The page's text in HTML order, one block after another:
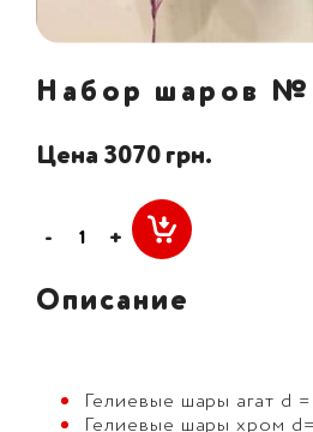
Набор шаров
Цена 3070 грн.
- +
Описание
Гелиевые шары агат d
Гелиевые шары хром